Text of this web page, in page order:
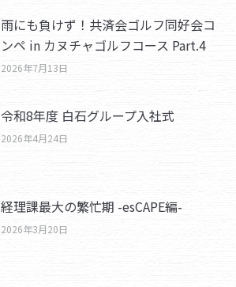
雨にも負けず！共済会ゴルフ同好会コ
ンペ in カヌチャゴルフコース Part.4
2026年7月13日
令和8年度 白石グループ入社式
2026年4月24日
経理課最大の繁忙期 -esCAPE編-
2026年3月20日